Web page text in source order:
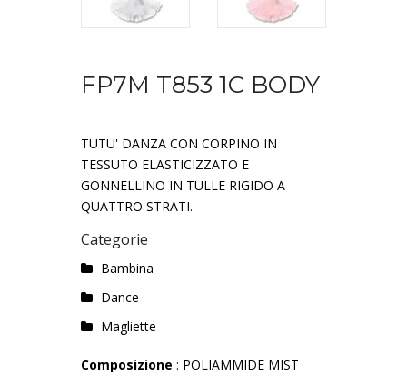
FP7M T853 1C BODY
TUTU' DANZA CON CORPINO IN
TESSUTO ELASTICIZZATO E
GONNELLINO IN TULLE RIGIDO A
QUATTRO STRATI.
Categorie
Bambina
Dance
Magliette
Composizione : POLIAMMIDE MIST